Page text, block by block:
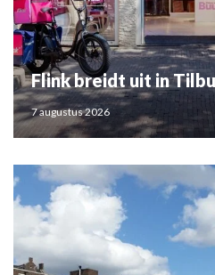
Flink breidt uit in
7 augustus 2026